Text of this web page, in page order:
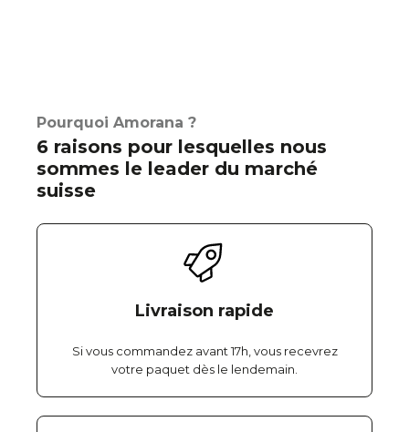
Pourquoi Amorana ?
6 raisons pour lesquelles nous
sommes le leader du marché
suisse
Livraison rapide
Si vous commandez avant 17h, vous recevrez
votre paquet dès le lendemain.